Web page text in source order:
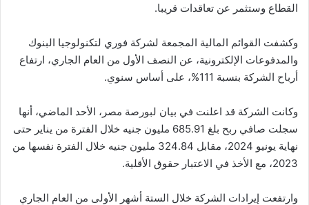
القطاع وستثمر عن تعاقدات قريبا.
وكشفت القوائم المالية المجمعة لشركة فوري لتكنولوجيا البنوك
والمدفوعات الإلكترونية، عن النصف الأول من العام الجاري، ارتفاع
أرباح الشركة بنسبة 111%، على أساس سنوي.
وكانت الشركة قد اعلنت في بيان لبورصة مصر، الأحد الماضي، أنها
سجلت صافي ربح بلغ 685.91 مليون جنيه خلال الفترة من يناير حتى
نهاية يونيو 2024، مقابل 324.84 مليون جنيه خلال الفترة نفسها من
2023، مع الأخذ في الاعتبار حقوق الأقلية.
وارتفعت إيرادات الشركة خلال الستة أشهر الأولى من العام الجاري